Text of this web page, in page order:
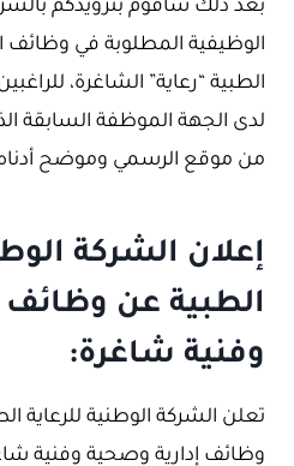
بعد ذلك سأقوم بتزويدكم
الوظيفية المطلوبة في وظائف
الطبية “رعاية” الشاغرة،
لدى الجهة الموظفة السابقة
من موقع الرسمي وموضح
إعلان الشركة
الطبية عن وظائف
وفنية شاغرة:
تعلن الشركة الوطنية للرعاية
وظائف إدارية وصحية وفنية